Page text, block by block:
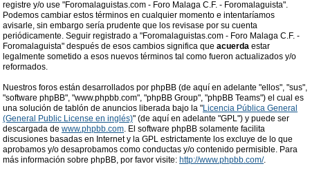
registre y/o use "Foromalaguistas.com - Foro Malaga C.F. - Foromalaguista".
Podemos cambiar estos términos en cualquier momento e intentaríamos
avisarle, sin embargo sería prudente que los revisase por su cuenta
periódicamente. Seguir registrado a "Foromalaguistas.com - Foro Malaga C.F. -
Foromalaguista" después de esos cambios significa que acuerda estar
legalmente sometido a esos nuevos términos tal como fueron actualizados y/o
reformados.
Nuestros foros están desarrollados por phpBB (de aquí en adelante "ellos", "sus",
"software phpBB", "www.phpbb.com", "phpBB Group", "phpBB Teams") el cual es
una solución de tablón de anuncios liberada bajo la "Licencia Pública General
(General Public License en inglés)" (de aquí en adelante "GPL") y puede ser
descargada de www.phpbb.com. El software phpBB solamente facilita
discusiones basadas en Internet y la GPL estrictamente los excluye de lo que
aprobamos y/o desaprobamos como conductas y/o contenido permisible. Para
más información sobre phpBB, por favor visite: http://www.phpbb.com/.